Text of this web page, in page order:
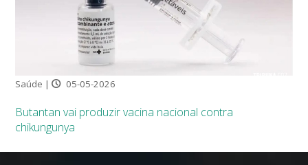
Saúde | 05-05-2026
Butantan vai produzir vacina nacional contra
chikungunya